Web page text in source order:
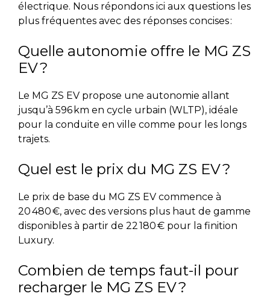
électrique. Nous répondons ici aux questions les
plus fréquentes avec des réponses concises :
Quelle autonomie offre le MG ZS
EV ?
Le MG ZS EV propose une autonomie allant
jusqu’à 596 km en cycle urbain (WLTP), idéale
pour la conduite en ville comme pour les longs
trajets.
Quel est le prix du MG ZS EV ?
Le prix de base du MG ZS EV commence à
20 480 €, avec des versions plus haut de gamme
disponibles à partir de 22 180 € pour la finition
Luxury.
Combien de temps faut-il pour
recharger le MG ZS EV ?